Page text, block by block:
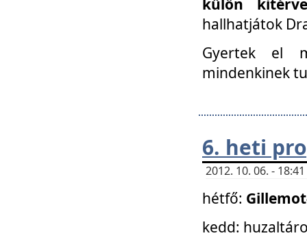
hallhatjátok
Gyertek el
mindenkinek
6. heti
2012. 10. 06. -
hétfő:
kedd: